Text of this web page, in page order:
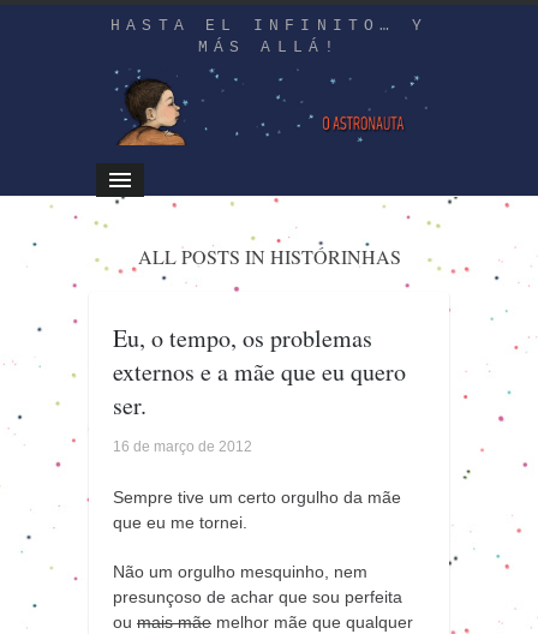
HASTA EL INFINITO… Y
MÁS ALLÁ!
ALL POSTS IN HISTÓRINHAS
Eu, o tempo, os problemas
externos e a mãe que eu quero
ser.
16 de março de 2012
Sempre tive um certo orgulho da mãe
que eu me tornei.
Não um orgulho mesquinho, nem
presunçoso de achar que sou perfeita
ou mais mãe melhor mãe que qualquer